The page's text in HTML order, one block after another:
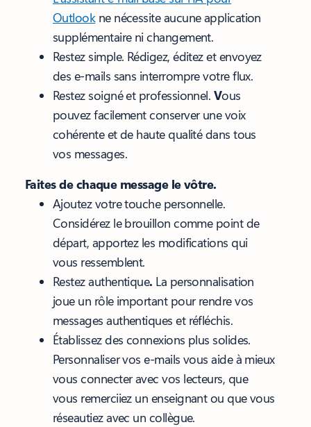
Outlookne nécessite aucune application
supplémentaire ni changement.
Restez simple. Rédigez, éditez et envoyez
des e-mails sans interrompre votre flux.
Restez soigné et professionnel. Vous
pouvez facilement conserver une voix
cohérente et de haute qualité dans tous
vos messages.
Faites de chaque message le vôtre.
Ajoutez votre touche personnelle.
Considérez le brouillon comme point de
départ, apportez les modifications qui
vous ressemblent.
Restez authentique. La personnalisation
joue un rôle important pour rendre vos
messages authentiques et réfléchis.
Établissez des connexions plus solides.
Personnaliser vos e-mails vous aide à mieux
vous connecter avec vos lecteurs, que
vous remerciiez un enseignant ou que vous
réseautiez avec un collègue.